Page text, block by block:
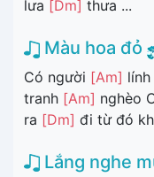
lưa [Dm] thưa ...
Màu hoa đỏ
Có người [Am]
tranh [Am] nghèo
ra [Dm] đi từ đó
Lắng nghe